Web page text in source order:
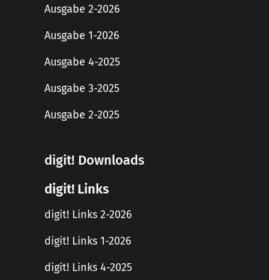
Ausgabe 2-2026
Ausgabe 1-2026
Ausgabe 4-2025
Ausgabe 3-2025
Ausgabe 2-2025
digit! Downloads
digit! Links
digit! Links 2-2026
digit! Links 1-2026
digit! Links 4-2025